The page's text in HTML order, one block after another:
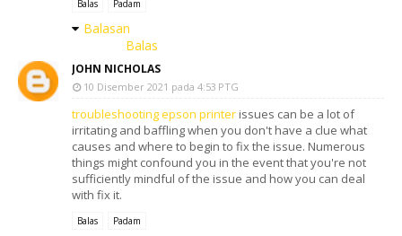
Balas Padam
Balasan
Balas
JOHN NICHOLAS
10 Disember 2021 pada 4:53 PTG
troubleshooting epson printer issues can be a lot of
irritating and baffling when you don't have a clue what
causes and where to begin to fix the issue. Numerous
things might confound you in the event that you're not
sufficiently mindful of the issue and how you can deal
with fix it.
Balas Padam